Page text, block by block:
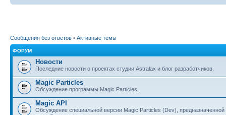
Сообщения без ответов • Активные темы
ФОРУМ
Новости
Последние новости о проектах студии Astralax и блог разработчиков.
Magic Particles
Обсуждение программы Magic Particles.
Magic API
Обсуждение специальной версии Magic Particles (Dev), предназначенной